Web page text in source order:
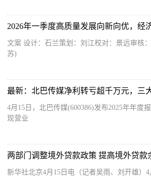
文案 设计：石兰策划：刘江校对：景远审核
苏)
4月15日，北巴传媒(600386)发布2025年年度
现营业
两部门调整境外贷款政策 提高境外贷款
新华社北京4月15日电（记者吴雨、刘开雄）